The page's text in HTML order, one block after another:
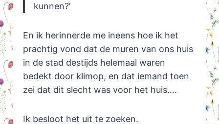
kunnen?’
En ik herinnerde me ineens hoe ik het
prachtig vond dat de muren van ons huis
in de stad destijds helemaal waren
bedekt door klimop, en dat iemand toen
zei dat dit slecht was voor het huis….
Ik besloot het uit te zoeken.